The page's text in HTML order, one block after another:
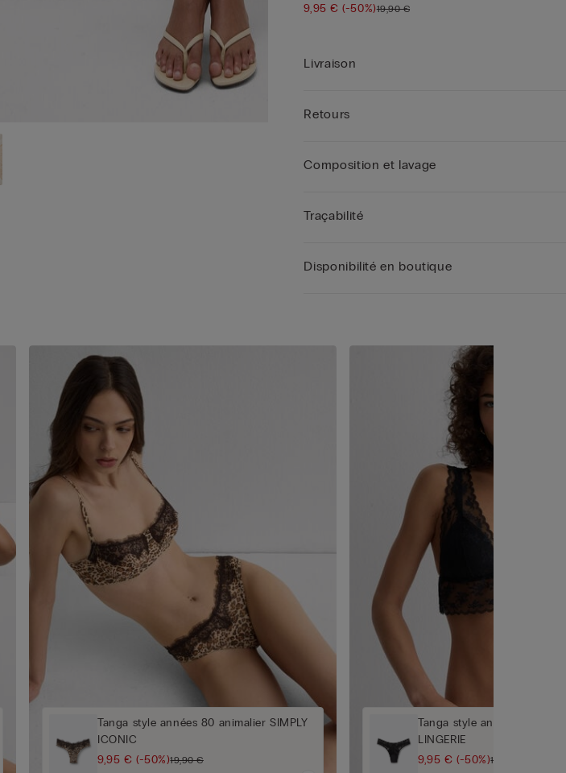
9,95 €(-50%)19,90 €
Livraison
Retours
Composition et lavage
Traçabilité
Disponibilité en boutique
Tanga style années 80 animalier SIMPLY
ICONIC
9,95 €(-50%)19,90 €
Tanga style années 80 THE
LINGERIE
9,95 €(-50%)19,90 €